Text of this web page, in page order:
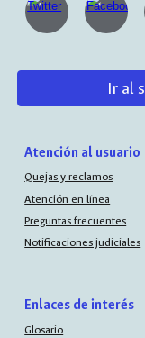
Ir al
Atención al usuario
Quejas y reclamos
Atención en línea
Preguntas frecuentes
Notificaciones judiciales
Enlaces de interés
Glosario